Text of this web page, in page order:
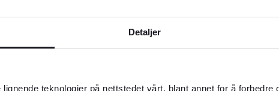
Detaljer
teknologier på nettstedet vårt, blant annet for å forbedre